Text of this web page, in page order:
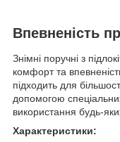
Впевненість
Знімні поручні з
комфорт та
підходить для
допомогою
використання будь-
Характеристики: